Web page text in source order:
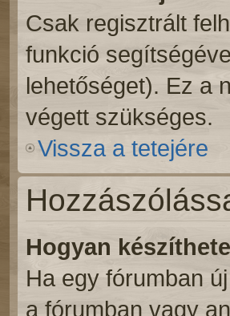
Csak regisztrált
funkció
lehetőséget). Ez a
végett szükséges.
Vissza a tetejére
Hogyan
Ha egy fórumban
a fórumban vagy